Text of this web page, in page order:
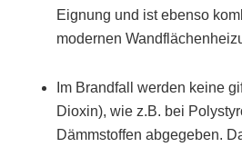
Eignung und ist ebenso
modernen
Im Brandfall werden keine
Dioxin), wie z.B. bei
Dämmstoffen abgegeben.